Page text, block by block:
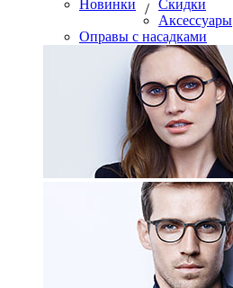
Новинки
/ Скидки
Аксессуары
Оправы с насадками